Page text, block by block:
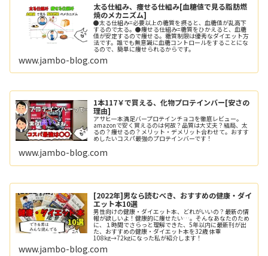
太る仕組み、痩せる仕組み[血糖値で見る脂肪燃
焼のメカニズム]
●太る仕組み=必要以上の糖質を摂ると、血糖値が乱高下
するので太る。●痩せる仕組み=糖質をひかえると、血糖
値が安定するので痩せる。糖質制限は優秀なダイエット方
法です。誰でも無意識に血糖コントロールをすることにな
るので、簡単に痩せられるからです。
www.jambo-blog.com
1本117￥で買える、化物プロテインバー[安さの
理由]
アサヒ一本満足バープロテインチョコを徹底レビュー。
amazonで安く買えるのは何故？品質は大丈夫？結局、太
るの？痩せるの？メリット・デメリット合わせて。おすす
めしたいコスパ最強のプロテインバーです！
www.jambo-blog.com
[2022年]男なら読むべき、おすすめの健康・ダイ
エット本10選
男性向けの健康・ダイエット本、どれがいいの？最新の情
報が欲しいよ！健康的に痩せたい…。そんなあなたのため
に、１時間でさらっと理解できた、5年以内に最新刊が出
た、おすすめの健康・ダイエット本を32歳 体重
108kg→72kgになった私が紹介します！
www.jambo-blog.com